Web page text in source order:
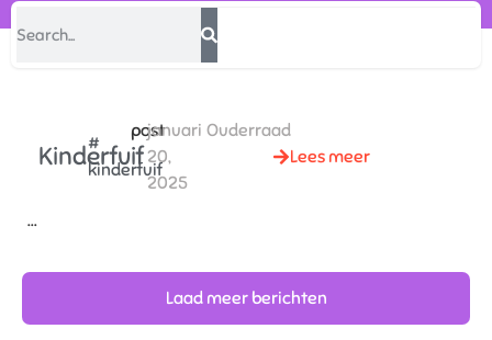
Kinderfuif
#
kinderfuif
postjanuari
20,
2025
Ouderraad
Lees meer
...
Laad meer berichten